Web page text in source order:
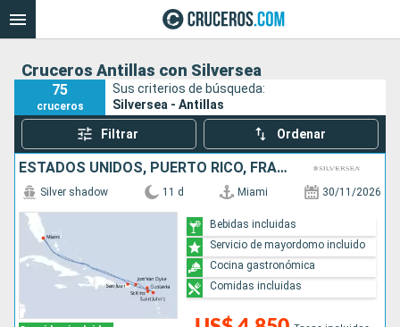
Cruceros Antillas con Silversea
75
cruceros
Sus criterios de búsqueda:
Silversea - Antillas
Filtrar Ordenar
ESTADOS UNIDOS, PUERTO RICO, FRANCIA, ANTIGUA Y BARBUDA
Silver shadow 11 d Miami 30/11/2026
Bebidas incluidas
Servicio de mayordomo incluido
Cocina gastronómica
Comidas incluidas